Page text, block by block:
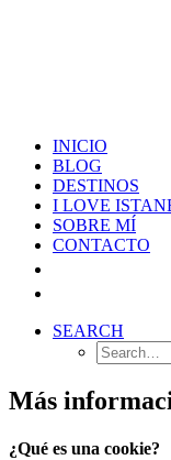
INICIO
BLOG
DESTINOS
I LOVE
SOBRE MÍ
CONTACTO
SEARCH
Más
¿Qué es una cookie?